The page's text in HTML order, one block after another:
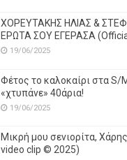
ΧΟΡΕΥΤΑΚΗΣ ΗΛΙΑΣ &
ΕΡΩΤΑ ΣΟΥ ΕΓΕΡΑΣΑ
19/06/2025
Φέτος το καλοκαίρι στα S/
«χτυπάνε» 40άρια!
19/06/2025
Μικρή μου σενιορίτα,
video clip © 2025)